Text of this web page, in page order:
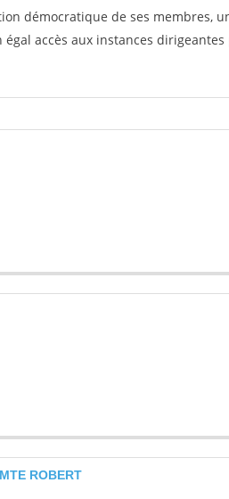
démocratique de ses membres,
accès aux instances
ROBERT